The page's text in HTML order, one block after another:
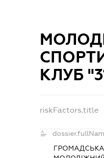
КЛУБ
riskFactors.title
ГРОМАДСЬКА